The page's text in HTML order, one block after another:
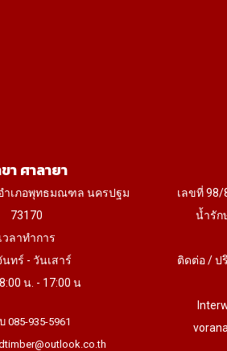
า ศาลายา
ำเภอพุทธมณฑล นครปฐม
73170
เวลาทำการ
ทร์ - วันเสาร์
น. - 17:00 น
085-935-5961
เลขที่ 98/
น้ำรัก
ติดต่อ / ป